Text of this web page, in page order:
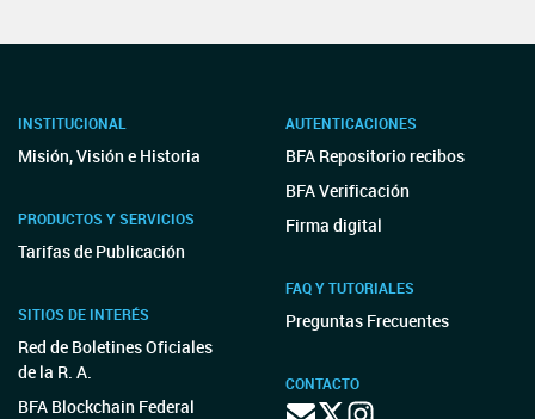
INSTITUCIONAL
Misión, Visión e Historia
PRODUCTOS Y SERVICIOS
Tarifas de Publicación
SITIOS DE INTERÉS
Red de Boletines Oficiales
de la R. A.
BFA Blockchain Federal
AUTENTICACIONES
BFA Repositorio recibos
BFA Verificación
Firma digital
FAQ Y TUTORIALES
Preguntas Frecuentes
CONTACTO